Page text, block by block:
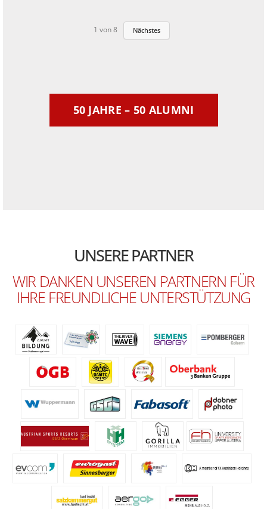
1 von 8 Nächstes
50 JAHRE – 50 ALUMNI
UNSERE PARTNER
WIR DANKEN UNSEREN PARTNERN FÜR
IHRE FREUNDLICHE UNTERSTÜTZUNG